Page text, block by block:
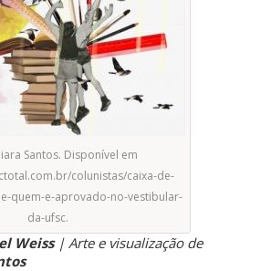
Santos. Disponível em
colunistas/caixa-de-
quem-e-aprovado-no-vestibular-
da-ufsc.
Weiss| Arte e visualização de